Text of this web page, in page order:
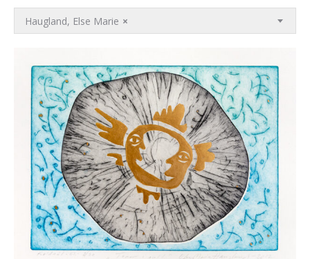
×
Haugland, Else Marie